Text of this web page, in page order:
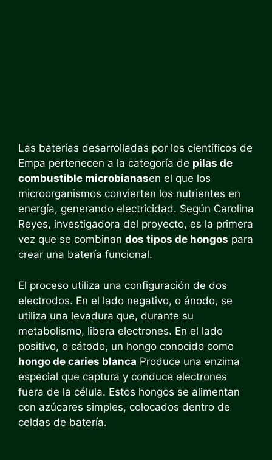
Las baterías desarrolladas por los científicos de
Empa pertenecen a la categoría de pilas de
combustible microbianasen el que los
microorganismos convierten los nutrientes en
energía, generando electricidad. Según Carolina
Reyes, investigadora del proyecto, es la primera
vez que se combinan dos tipos de hongos para
crear una batería funcional.
El proceso utiliza una configuración de dos
electrodos. En el lado negativo, o ánodo, se
utiliza una levadura que, durante su
metabolismo, libera electrones. En el lado
positivo, o cátodo, un hongo conocido como
hongo de caries blanca Produce una enzima
especial que captura y conduce electrones
fuera de la célula. Estos hongos se alimentan
con azúcares simples, colocados dentro de
celdas de batería.